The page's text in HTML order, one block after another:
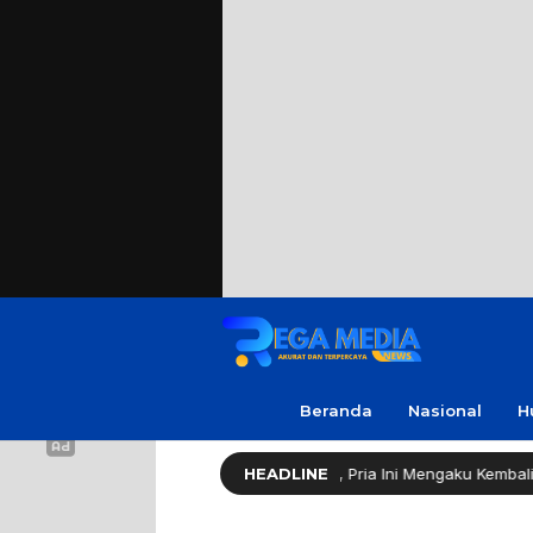
Beranda Nasional
HEADLINE
Cepat Bupati Sampang, Pria Ini Mengaku Kembali Bergairah